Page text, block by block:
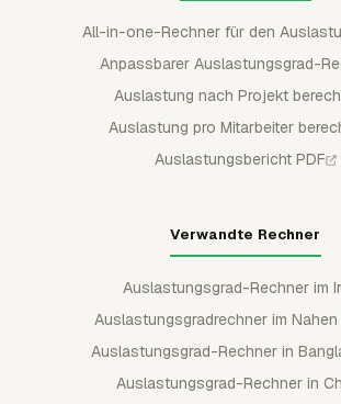
All-in-one-Rechner für den
Anpassbarer Auslastungsgrad-
Auslastung nach Projekt
Auslastung pro Mitarbeiter
Auslastungsbericht PDF
Verwandte Rechner
Auslastungsgrad-Rechner im
Auslastungsgradrechner im
Auslastungsgrad-Rechner in
Auslastungsgrad-Rechner in